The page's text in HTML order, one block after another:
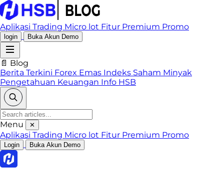
Aplikasi Trading Micro lot Fitur Premium Promo
login Buka Akun Demo
📄 Blog
Berita Terkini Forex Emas Indeks Saham Minyak
Pengetahuan Keuangan Info HSB
Menu ✕
Aplikasi Trading Micro lot Fitur Premium Promo
Login Buka Akun Demo